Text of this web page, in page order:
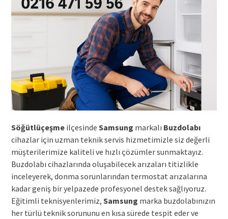
Söğütlüçeşmeilçesinde Samsung markalı Buzdolabı
cihazlar için uzman teknik servis hizmetimizle siz değerli
müşterilerimize kaliteli ve hızlı çözümler sunmaktayız.
Buzdolabı cihazlarında oluşabilecek arızaları titizlikle
inceleyerek, donma sorunlarından termostat arızalarına
kadar geniş bir yelpazede profesyonel destek sağlıyoruz.
Eğitimli teknisyenlerimiz, Samsung marka buzdolabınızın
her türlü teknik sorununu en kısa sürede tespit eder ve